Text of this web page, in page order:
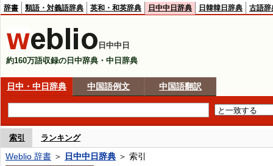
辞書 類語・対義語辞典 英和・和英辞典 日中中日辞典 日韓韓日辞典 古語辞
日中中日
約160万語収録の日中辞典・中日辞典
日中・中日辞典 中国語例文 中国語翻訳
索引 ランキング
Weblio 辞書 ＞ 日中中日辞典 ＞ 索引